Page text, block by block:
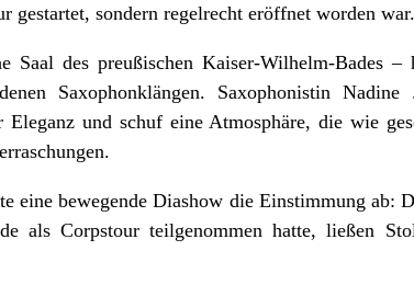
gestartet, sondern regelrecht eröffnet worden war.
des preußischen Kaiser-Wilhelm-Bades –
Saxophonklängen. Saxophonistin Nadine
und schuf eine Atmosphäre, die wie
eine bewegende Diashow die Einstimmung ab:
als Corpstour teilgenommen hatte, ließen